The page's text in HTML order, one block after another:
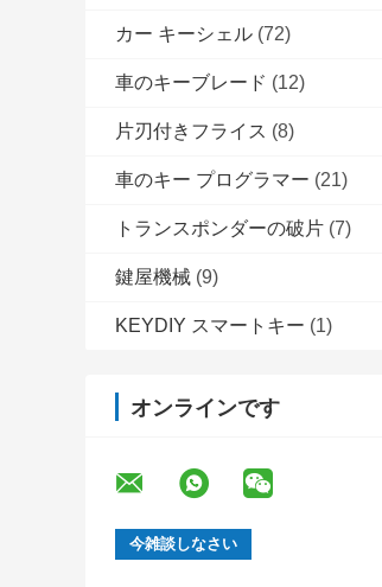
カー キーシェル (72)
車のキーブレード (12)
片刃付きフライス (8)
車のキー プログラマー (21)
トランスポンダーの破片 (7)
鍵屋機械 (9)
KEYDIY スマートキー (1)
オンラインです